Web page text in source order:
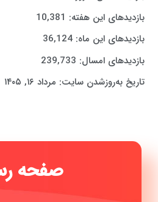
بازدیدهای این هفته: 10,381
بازدیدهای این ماه:36,124
بازدیدهای امسال: 239,733
تاریخ به‌روزشدن سایت: مرداد ۱۶, ۱۴۰۵
صفحه